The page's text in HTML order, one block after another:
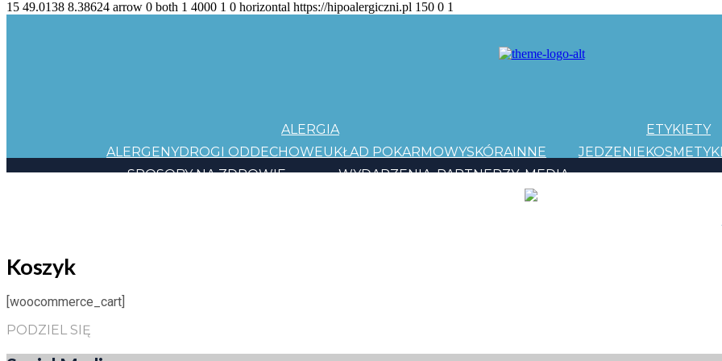
15 49.0138 8.38624 arrow 0 both 1 4000 1 0 horizontal https://hipoalergiczni.pl 150 0 1
ALERGIA
ALERGENYDROGI ODDECHOWEUKŁAD POKARMOWYSKÓRAINNE
ETYKIETY
JEDZENIEKOSMETYKI
SPOSOBY NA ZDROWIE
WYDARZENIA PARTNERZY MEDIA
Koszyk
[woocommerce_cart]
PODZIEL SIĘ